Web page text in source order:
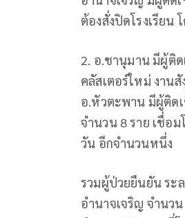
ต้องสั่งปิดโรงเรียน
2. อ.ชานุมาน มีผู้ติด
คลัสเตอร์ใหม่ งาน
อ.หัวตะพาน มีผู้ติด
จำนวน 8 ราย เชื่อ
วัน อีกจำนวนหนึ่ง
รวมผู้ป่วยยืนยัน ระ
อำนาจเจริญ จำนว